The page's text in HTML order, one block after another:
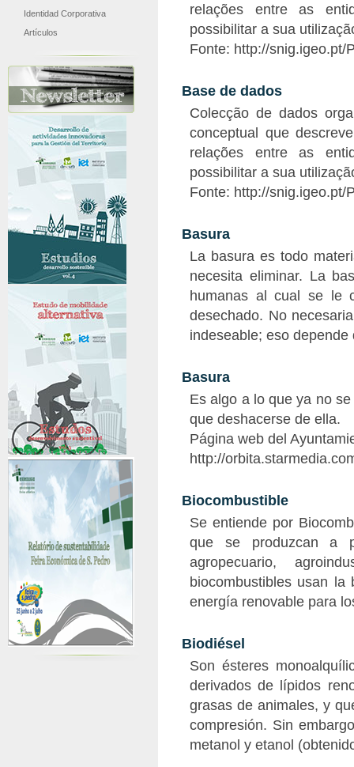
Identidad Corporativa
Artículos
relações entre as
possibilitar a sua
Fonte: http://snig.igeo.pt/
Base de dados
Colecção de dados
conceptual que
relações entre as
possibilitar a sua
Fonte: http://snig.igeo.pt/
Basura
La basura es todo
necesita eliminar. La
humanas al cual se le
desechado. No
indeseable; eso
Basura
Es algo a lo que ya no
que deshacerse de ella.
Página web del
http://
Biocombustible
Se entiende por
que se produzcan a
agropecuario,
biocombustibles usan
energía renovable para
Biodiésel
Son ésteres
derivados de lípidos
grasas de animales, y
compresión. Sin
metanol y etanol